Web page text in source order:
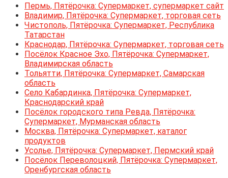
Пермь, Пятёрочка: Супермаркет, супермаркет сайт
Владимир, Пятёрочка: Супермаркет, торговая сеть
Чистополь, Пятёрочка: Супермаркет, Республика
Татарстан
Краснодар, Пятёрочка: Супермаркет, торговая сеть
Посёлок Красное Эхо, Пятёрочка: Супермаркет,
Владимирская область
Тольятти, Пятёрочка: Супермаркет, Самарская
область
Село Кабардинка, Пятёрочка: Супермаркет,
Краснодарский край
Посёлок городского типа Ревда, Пятёрочка:
Супермаркет, Мурманская область
Москва, Пятёрочка: Супермаркет, каталог
продуктов
Усолье, Пятёрочка: Супермаркет, Пермский край
Посёлок Переволоцкий, Пятёрочка: Супермаркет,
Оренбургская область